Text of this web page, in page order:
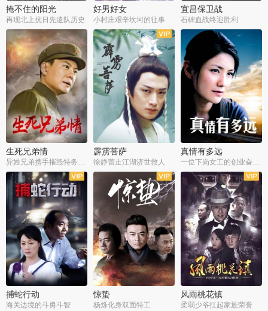
掩不住的阳光
再现北上抗日先遣队历史
好男好女
小村庄艰辛坎坷的往事
宜昌保卫战
石碑血战终迎胜利
全37集
生死兄弟情
异姓兄弟携手摧毁特务阴谋
全40集
霹雳菩萨
徐静蕾走江湖济世救人
全25集
真情有多远
一位下岗女工的创业奋斗史
全22集
捕蛇行动
海关边境的斗勇斗智
全39集
惊蛰
杨烁化身双面特工
全36集
风雨桃花镇
柔弱少爷扛起家族荣誉